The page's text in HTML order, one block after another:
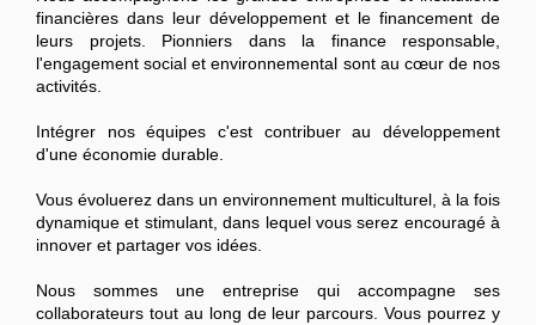
financières dans leur développement et le financement de
leurs projets. Pionniers dans la finance responsable,
l'engagement social et environnemental sont au cœur de nos
activités.
Intégrer nos équipes c'est contribuer au développement
d'une économie durable.
Vous évoluerez dans un environnement multiculturel, à la fois
dynamique et stimulant, dans lequel vous serez encouragé à
innover et partager vos idées.
Nous sommes une entreprise qui accompagne ses
collaborateurs tout au long de leur parcours. Vous pourrez y